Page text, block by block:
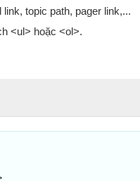
topic path, pager link,...
<ul> hoặc <ol>.